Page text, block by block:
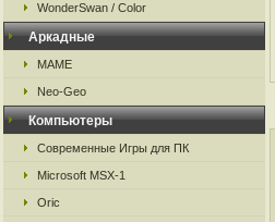
WonderSwan / Color
Аркадные
MAME
Neo-Geo
Компьютеры
Современные Игры для ПК
Microsoft MSX-1
Oric